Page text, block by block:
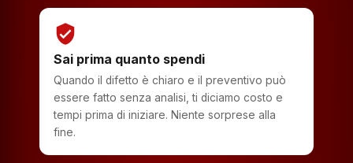
verified_user
Sai prima quanto spendi
Quando il difetto è chiaro e il preventivo può
essere fatto senza analisi, ti diciamo costo e
tempi prima di iniziare. Niente sorprese alla
fine.